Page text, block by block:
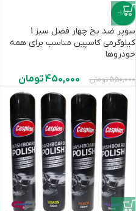
-18%
سوپر ضد یخ چهار فصل سبز 1
کیلوگرمی کاسپین مناسب برای همه
خودروها
550,000تومان 450,000تومان